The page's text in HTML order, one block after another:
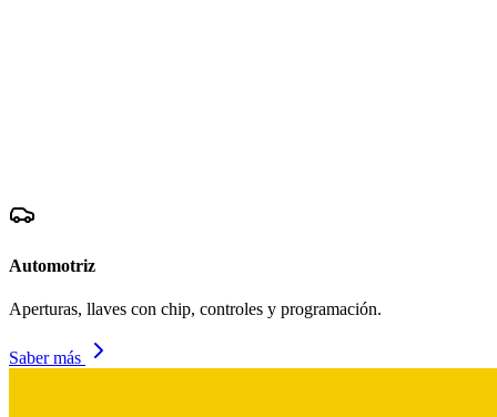
Automotriz
Aperturas, llaves con chip, controles y programación.
Saber más